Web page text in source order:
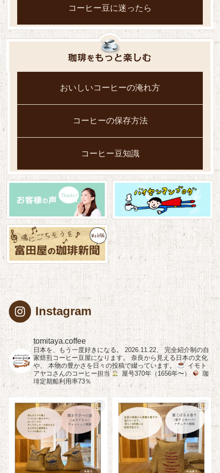
コーヒー豆に迷ったら
おいしいコーヒーの淹れ方
コーヒーの保存方法
コーヒー豆知識
Instagram
tomitaya.coffee
日本を、もう一度好きになる。 2026.11.22、完全紹介制の自
家焙煎コーヒー豆屋になります。 奈良から見える日本の文化
や、 本物の豊かさを日々の投稿で綴っています。
イモト
アヤコさんのコーヒー担当
屋号370年（1656年〜）
珈
琲定期船利用率73％